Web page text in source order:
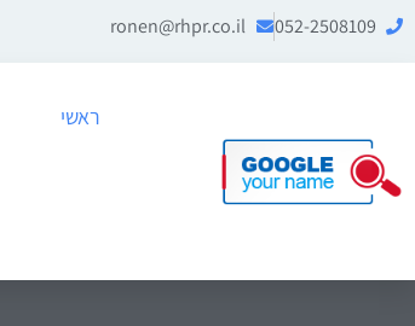
052-2508109
ronen@rhpr.co.il
ראשי